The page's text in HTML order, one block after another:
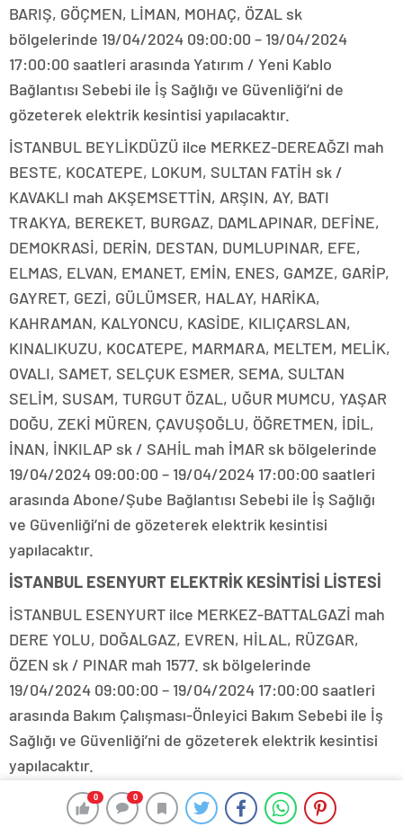
0 0
BARIŞ, GÖÇMEN, LİMAN, MOHAÇ, ÖZAL sk
bölgelerinde 19/04/2024 09:00:00 – 19/04/2024
17:00:00 saatleri arasında Yatırım / Yeni Kablo
Bağlantısı Sebebi ile İş Sağlığı ve Güvenliği’ni de
gözeterek elektrik kesintisi yapılacaktır.
İSTANBUL BEYLİKDÜZÜ ilce MERKEZ-DEREAĞZI mah
BESTE, KOCATEPE, LOKUM, SULTAN FATİH sk /
KAVAKLI mah AKŞEMSETTİN, ARŞIN, AY, BATI
TRAKYA, BEREKET, BURGAZ, DAMLAPINAR, DEFİNE,
DEMOKRASİ, DERİN, DESTAN, DUMLUPINAR, EFE,
ELMAS, ELVAN, EMANET, EMİN, ENES, GAMZE, GARİP,
GAYRET, GEZİ, GÜLÜMSER, HALAY, HARİKA,
KAHRAMAN, KALYONCU, KASİDE, KILIÇARSLAN,
KINALIKUZU, KOCATEPE, MARMARA, MELTEM, MELİK,
OVALI, SAMET, SELÇUK ESMER, SEMA, SULTAN
SELİM, SUSAM, TURGUT ÖZAL, UĞUR MUMCU, YAŞAR
DOĞU, ZEKİ MÜREN, ÇAVUŞOĞLU, ÖĞRETMEN, İDİL,
İNAN, İNKILAP sk / SAHİL mah İMAR sk bölgelerinde
19/04/2024 09:00:00 – 19/04/2024 17:00:00 saatleri
arasında Abone/Şube Bağlantısı Sebebi ile İş Sağlığı
ve Güvenliği’ni de gözeterek elektrik kesintisi
yapılacaktır.
İSTANBUL ESENYURT ELEKTRİK KESİNTİSİ LİSTESİ
İSTANBUL ESENYURT ilce MERKEZ-BATTALGAZİ mah
DERE YOLU, DOĞALGAZ, EVREN, HİLAL, RÜZGAR,
ÖZEN sk / PINAR mah 1577. sk bölgelerinde
19/04/2024 09:00:00 – 19/04/2024 17:00:00 saatleri
arasında Bakım Çalışması-Önleyici Bakım Sebebi ile İş
Sağlığı ve Güvenliği’ni de gözeterek elektrik kesintisi
yapılacaktır.
İSTANBUL BAŞAKŞEHİR ilce MERKEZ-BAHÇEŞEHİR 2.
KISIM mah ADA, DENİZ, DENİZYILDIZI, OKYANUS,